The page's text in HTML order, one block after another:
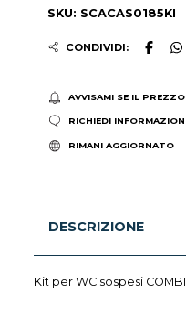
SKU: SCACAS0185KI
CONDIVIDI:
AVVISAMI SE IL PREZZO
RICHIEDI
RIMANI AGGIORNATO
DESCRIZIONE
Kit per WC sospesi